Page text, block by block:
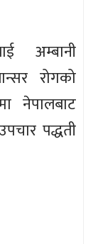
अम्बानी
रोगको
नेपालबाट
पद्धती